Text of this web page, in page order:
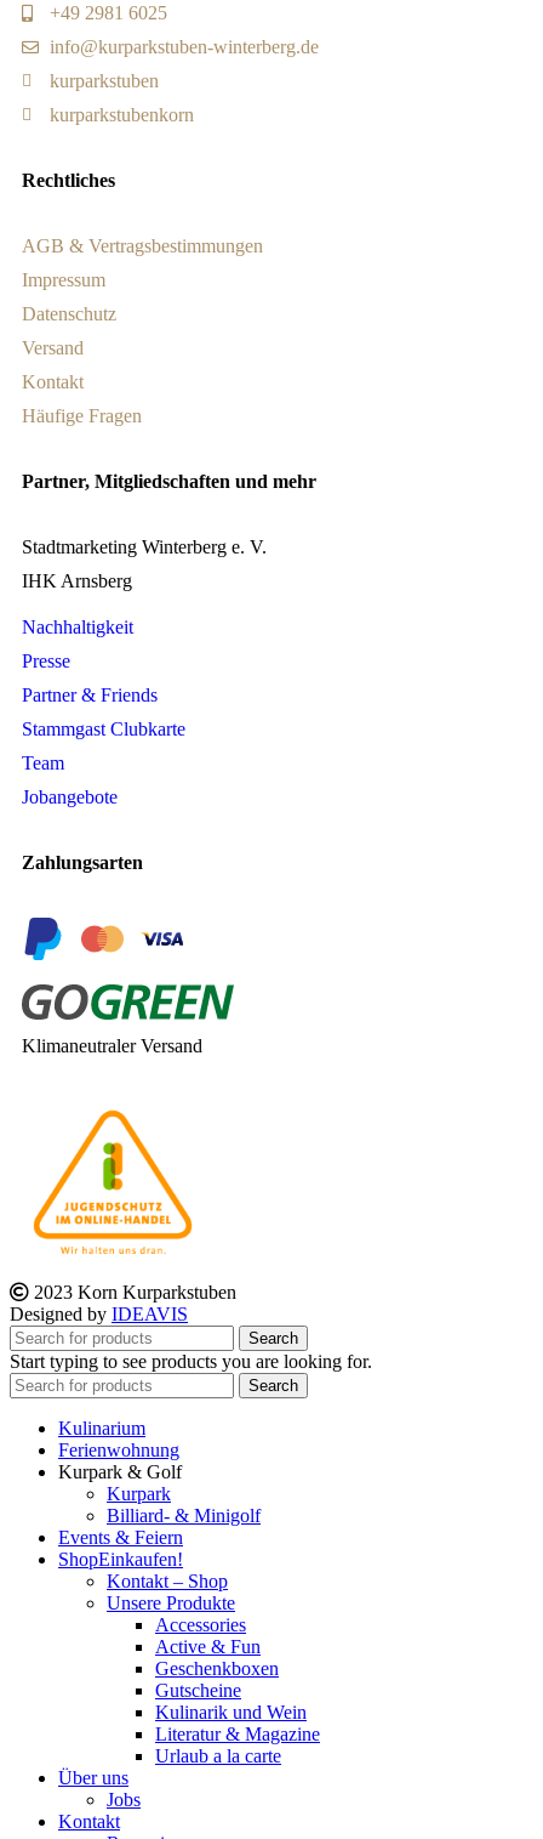
+49 2981 6025
info@kurparkstuben-winterberg.de
kurparkstuben
kurparkstubenkorn
Rechtliches
AGB & Vertragsbestimmungen
Impressum
Datenschutz
Versand
Kontakt
Häufige Fragen
Partner, Mitgliedschaften und mehr
Stadtmarketing Winterberg e. V.
IHK Arnsberg
Nachhaltigkeit
Presse
Partner & Friends
Stammgast Clubkarte
Team
Jobangebote
Zahlungsarten
Klimaneutraler Versand
2023 Korn Kurparkstuben
Designed by IDEAVIS
Search
Start typing to see products you are looking for.
Search
Kulinarium
Ferienwohnung
Kurpark & Golf
Kurpark
Billiard- & Minigolf
Events & Feiern
ShopEinkaufen!
Kontakt – Shop
Unsere Produkte
Accessories
Active & Fun
Geschenkboxen
Gutscheine
Kulinarik und Wein
Literatur & Magazine
Urlaub a la carte
Über uns
Jobs
Kontakt